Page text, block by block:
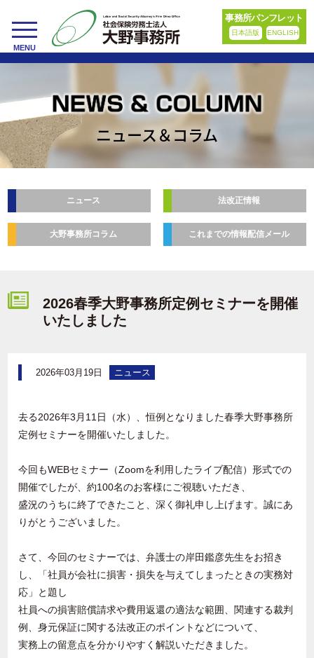
toggle
navigation
MENU
事務所パンフレット
日本語版 ENGLISH
ニュース＆コラム
ニュース 法改正情報
大野事務所コラム これまでの情報配信メール
2026春季大野事務所定例セミナーを開催
いたしました
2026年03月19日 ニュース
去る2026年3月11日（水）、恒例となりました春季大野事務所
定例セミナーを開催いたしました。
今回もWEBセミナー（Zoomを利用したライブ配信）形式での
開催でしたが、約100名のお客様にご視聴いただき、
盛況のうちに終了できたこと、深く御礼申し上げます。誠にあ
りがとうございました。
さて、今回のセミナーでは、弁護士の岸田鑑彦先生をお招き
し、「社員が会社に損害・損失を与えてしまったときの実務対
応」と題し
社員への損害賠償請求や費用返還の適法な範囲、関連する裁判
例、身元保証に関する法改正のポイントなどについて、
実務上の留意点を分かりやすく解説いただきました。